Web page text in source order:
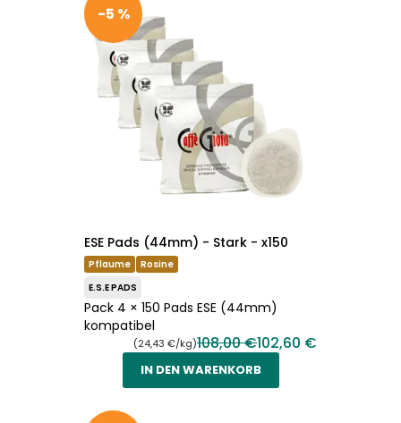
-5 %
ESE Pads (44mm) - Stark - x150
Pflaume
Rosine
E.S.E PADS
Pack 4 × 150 Pads ESE (44mm)
kompatibel
(24,43 €/kg)108,00 €102,60 €
IN DEN WARENKORB